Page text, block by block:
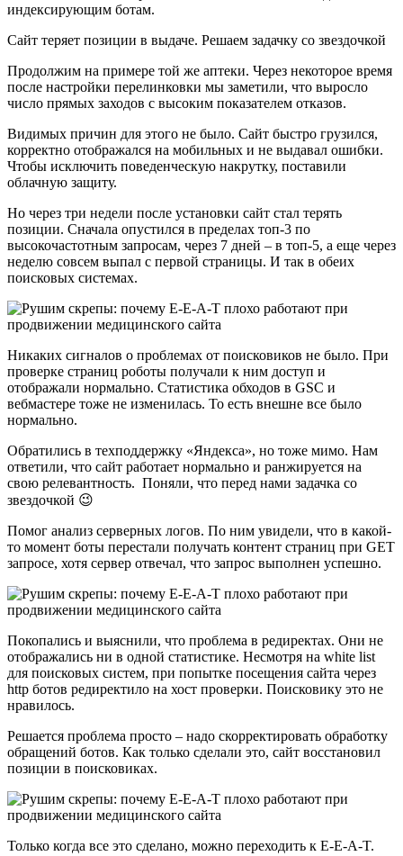
индексирующим ботам.
Сайт теряет позиции в выдаче. Решаем задачку со звездочкой
Продолжим на примере той же аптеки. Через некоторое время
после настройки перелинковки мы заметили, что выросло
число прямых заходов с высоким показателем отказов.
Видимых причин для этого не было. Сайт быстро грузился,
корректно отображался на мобильных и не выдавал ошибки.
Чтобы исключить поведенческую накрутку, поставили
облачную защиту.
Но через три недели после установки сайт стал терять
позиции. Сначала опустился в пределах топ-3 по
высокочастотным запросам, через 7 дней – в топ-5, а еще через
неделю совсем выпал с первой страницы. И так в обеих
поисковых системах.
Никаких сигналов о проблемах от поисковиков не было. При
проверке страниц роботы получали к ним доступ и
отображали нормально. Статистика обходов в GSC и
вебмастере тоже не изменилась. То есть внешне все было
нормально.
Обратились в техподдержку «Яндекса», но тоже мимо. Нам
ответили, что сайт работает нормально и ранжируется на
свою релевантность. Поняли, что перед нами задачка со
звездочкой 😉
Помог анализ серверных логов. По ним увидели, что в какой-
то момент боты перестали получать контент страниц при GET
запросе, хотя сервер отвечал, что запрос выполнен успешно.
Покопались и выяснили, что проблема в редиректах. Они не
отображались ни в одной статистике. Несмотря на white list
для поисковых систем, при попытке посещения сайта через
http ботов редиректило на хост проверки. Поисковику это не
нравилось.
Решается проблема просто – надо скорректировать обработку
обращений ботов. Как только сделали это, сайт восстановил
позиции в поисковиках.
Только когда все это сделано, можно переходить к E-E-A-T.